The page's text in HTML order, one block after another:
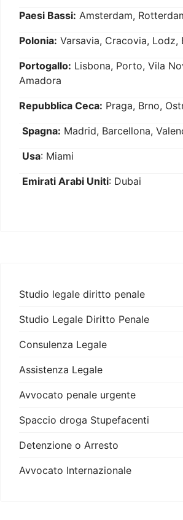
Paesi Bassi: Amsterdam,
Polonia: Varsavia, Cracovia, Lodz,
Portogallo: Lisbona, Porto, Vila
Amadora
Repubblica Ceca: Praga, Brno,
Spagna: Madrid, Barcellona,
Usa: Miami
Emirati Arabi Uniti: Dubai
Studio legale diritto penale
Studio Legale Diritto Penale
Consulenza Legale
Assistenza Legale
Avvocato penale urgente
Spaccio droga Stupefacenti
Detenzione o Arresto
Avvocato Internazionale